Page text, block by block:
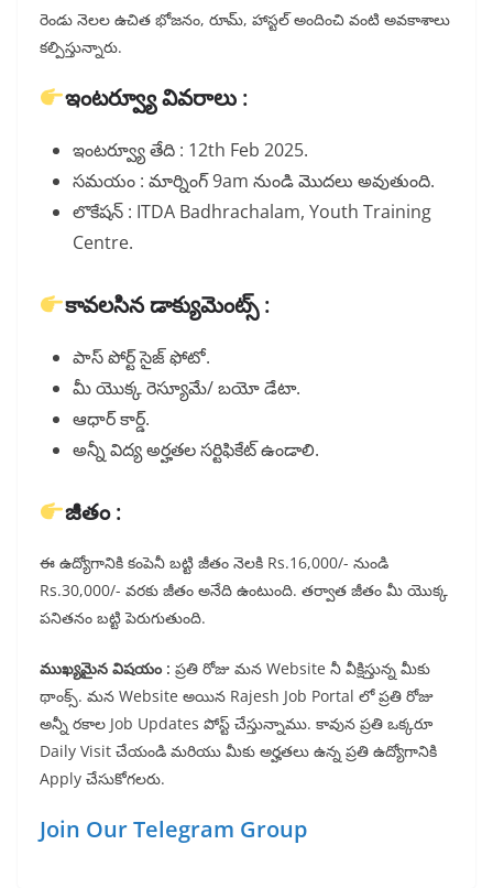
రెండు నెలల ఉచిత భోజనం, రూమ్, హాస్టల్ అందించి వంటి అవకాశాలు
కల్పిస్తున్నారు.
ఇంటర్వ్యూ వివరాలు :
ఇంటర్వ్యూ తేది : 12th Feb 2025.
సమయం : మార్నింగ్ 9am నుండి మొదలు అవుతుంది.
లొకేషన్ : ITDA Badhrachalam, Youth Training
Centre.
కావలసిన డాక్యుమెంట్స్ :
పాస్ పోర్ట్ సైజ్ ఫోటో.
మీ యొక్క రెస్యూమే/ బయో డేటా.
ఆధార్ కార్డ్.
అన్నీ విద్య అర్హతల సర్టిఫికేట్ ఉండాలి.
జీతం :
ఈ ఉద్యోగానికి కంపెనీ బట్టి జీతం నెలకి Rs.16,000/- నుండి
Rs.30,000/- వరకు జీతం అనేది ఉంటుంది. తర్వాత జీతం మీ యొక్క
పనితనం బట్టి పెరుగుతుంది.
ముఖ్యమైన విషయం : ప్రతి రోజు మన Website నీ వీక్షిస్తున్న మీకు
థాంక్స్. మన Website అయిన Rajesh Job Portal లో ప్రతి రోజు
అన్నీ రకాల Job Updates పోస్ట్ చేస్తున్నాము. కావున ప్రతి ఒక్కరూ
Daily Visit చేయండి మరియు మీకు అర్హతలు ఉన్న ప్రతి ఉద్యోగానికి
Apply చేసుకోగలరు.
Join Our Telegram Group